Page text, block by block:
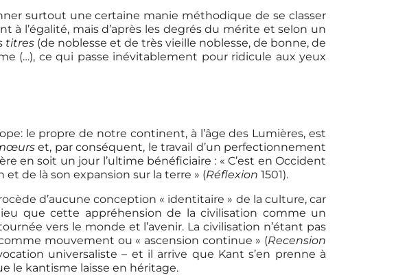
surtout une certaine manie méthodique de se classer
l’égalité, mais d’après les degrés du mérite et selon un
titres(de noblesse et de très vieille noblesse, de bonne, de
(…), ce qui passe inévitablement pour ridicule aux yeux
le propre de notre continent, à l’âge des Lumières, est
mœurset, par conséquent, le travail d’un perfectionnement
en soit un jour l’ultime bénéficiaire : « C’est en Occident
de là son expansion sur la terre » (Réflexion 1501).
d’aucune conception « identitaire » de la culture, car
que cette appréhension de la civilisation comme un
vers le monde et l’avenir. La civilisation n’étant pas
mouvement ou « ascension continue » (Recension
universaliste – et il arrive que Kant s’en prenne à
le kantisme laisse en héritage.